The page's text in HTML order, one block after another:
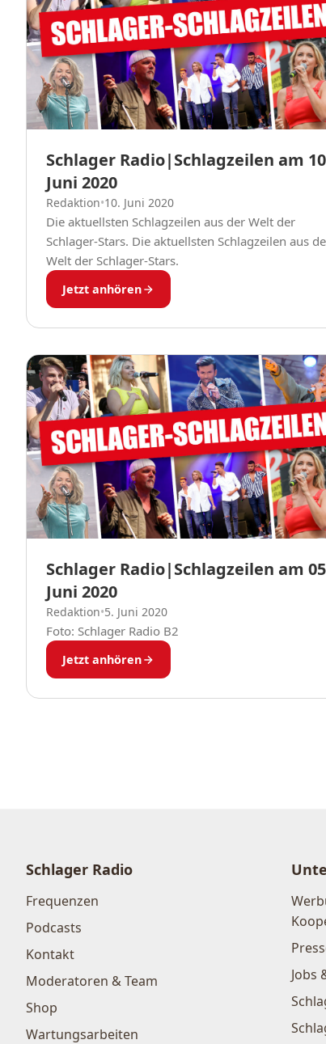
Schlager Radio|Schlagzeilen am
Juni 2020
Redaktion•10. Juni 2020
Die aktuellsten Schlagzeilen aus der Welt der
Schlager-Stars. Die aktuellsten Schlagzeilen aus
Welt der Schlager-Stars.
Jetzt anhören
Schlager Radio|Schlagzeilen am
Juni 2020
Redaktion•5. Juni 2020
Foto: Schlager Radio B2
Jetzt anhören
Schlager Radio
Frequenzen
Podcasts
Kontakt
Moderatoren & Team
Shop
Wartungsarbeiten
Jobs